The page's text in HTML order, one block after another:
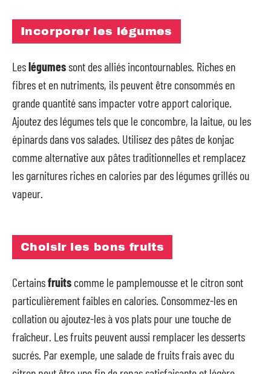
Incorporer les légumes
Leslégumessont des alliés incontournables. Riches en
fibres et en nutriments, ils peuvent être consommés en
grande quantité sans impacter votre apport calorique.
Ajoutez des légumes tels que le concombre, la laitue, ou les
épinards dans vos salades. Utilisez des pâtes de konjac
comme alternative aux pâtes traditionnelles et remplacez
les garnitures riches en calories par des légumes grillés ou
vapeur.
Choisir les bons fruits
Certainsfruits comme le pamplemousse et le citron sont
particulièrement faibles en calories. Consommez-les en
collation ou ajoutez-les à vos plats pour une touche de
fraîcheur. Les fruits peuvent aussi remplacer les desserts
sucrés. Par exemple, une salade de fruits frais avec du